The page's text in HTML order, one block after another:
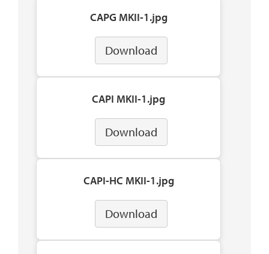
CAPG MKII-1.jpg
Download
CAPI MKII-1.jpg
Download
CAPI-HC MKII-1.jpg
Download